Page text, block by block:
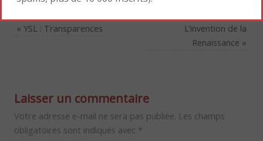
« YSL : Transparences
L’invention de la
Renaissance »
Laisser un commentaire
Votre adresse e-mail ne sera pas publiée. Les champs
obligatoires sont indiqués avec *